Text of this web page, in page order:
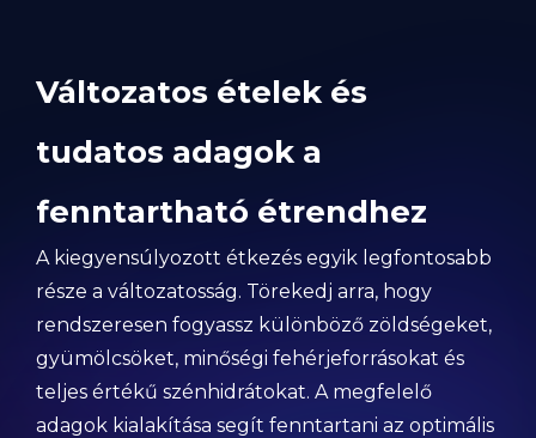
Változatos ételek és
tudatos adagok a
fenntartható étrendhez
A kiegyensúlyozott étkezés egyik legfontosabb
része a változatosság. Törekedj arra, hogy
rendszeresen fogyassz különböző zöldségeket,
gyümölcsöket, minőségi fehérjeforrásokat és
teljes értékű szénhidrátokat. A megfelelő
adagok kialakítása segít fenntartani az optimális